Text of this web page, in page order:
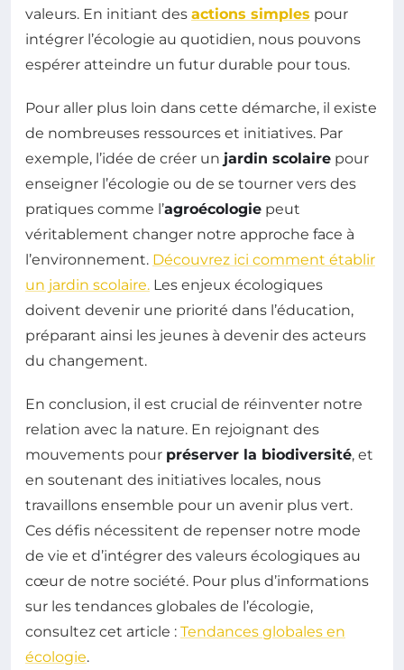
valeurs. En initiant des actions simples pour
intégrer l’écologie au quotidien, nous pouvons
espérer atteindre un futur durable pour tous.
Pour aller plus loin dans cette démarche, il existe
de nombreuses ressources et initiatives. Par
exemple, l’idée de créer un jardin scolaire pour
enseigner l’écologie ou de se tourner vers des
pratiques comme l’agroécologie peut
véritablement changer notre approche face à
l’environnement. Découvrez ici comment établir
un jardin scolaire. Les enjeux écologiques
doivent devenir une priorité dans l’éducation,
préparant ainsi les jeunes à devenir des acteurs
du changement.
En conclusion, il est crucial de réinventer notre
relation avec la nature. En rejoignant des
mouvements pour préserver la biodiversité, et
en soutenant des initiatives locales, nous
travaillons ensemble pour un avenir plus vert.
Ces défis nécessitent de repenser notre mode
de vie et d’intégrer des valeurs écologiques au
cœur de notre société. Pour plus d’informations
sur les tendances globales de l’écologie,
consultez cet article : Tendances globales en
écologie.